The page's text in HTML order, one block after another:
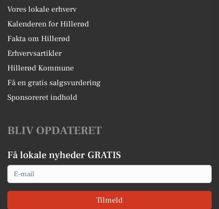
Vores lokale erhverv
Kalenderen for Hillerød
Fakta om Hillerød
Erhvervsartikler
Hillerød Kommune
Få en gratis salgsvurdering
Sponsoreret indhold
BLIV OPDATERET
Få lokale nyheder GRATIS
Email
Tilmeld